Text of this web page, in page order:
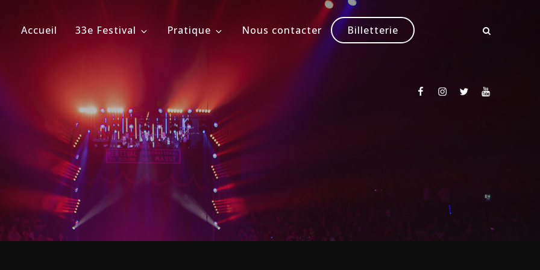
du Cirque de Massy
2026
Accueil 33e Festival Pratique Nous contacter Billetterie
Facebook
Instagram
TwitterYoutube